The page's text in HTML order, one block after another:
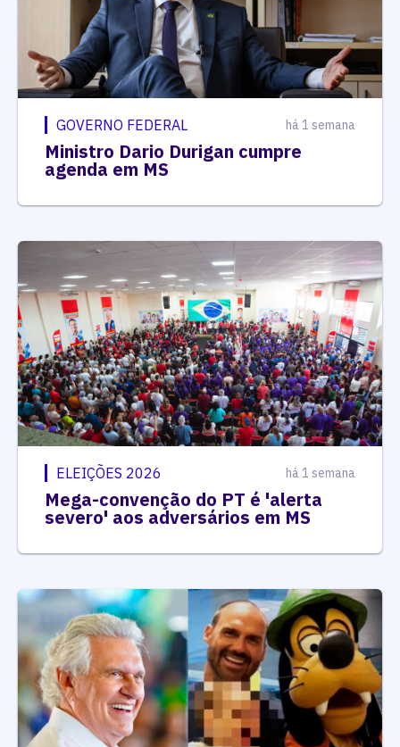
GOVERNO FEDERAL há 1 semana
Ministro Dario Durigan cumpre
agenda em MS
ELEIÇÕES 2026 há 1 semana
Mega-convenção do PT é 'alerta
severo' aos adversários em MS